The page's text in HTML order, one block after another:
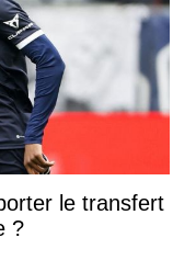
le transfert
?